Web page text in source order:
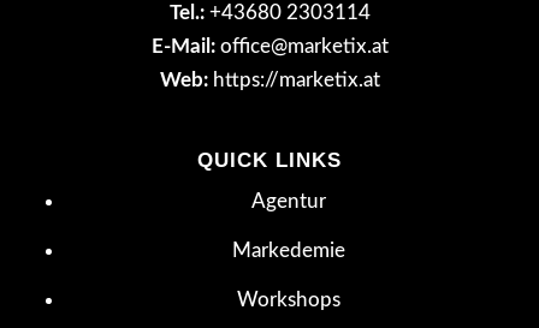
Tel.: +43680 2303114
E-Mail: office@marketix.at
Web: https://marketix.at
QUICK LINKS
Agentur
Markedemie
Workshops